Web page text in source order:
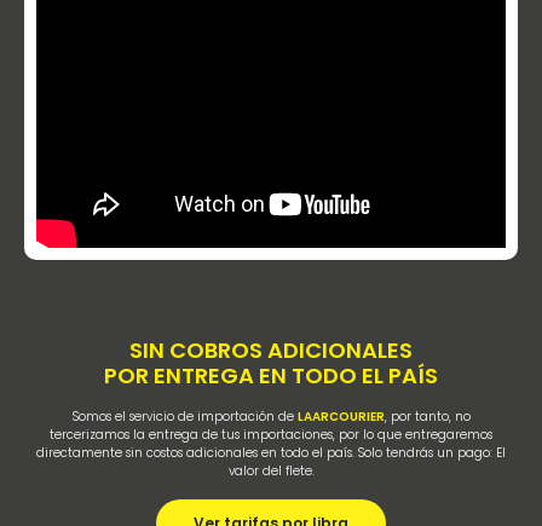
SIN COBROS ADICIONALES
POR ENTREGA EN TODO EL PAÍS
Somos el servicio de importación de LAARCOURIER, por tanto, no
tercerizamos la entrega de tus importaciones, por lo que entregaremos
directamente sin costos adicionales en todo el país. Solo tendrás un pago: El
valor del flete.